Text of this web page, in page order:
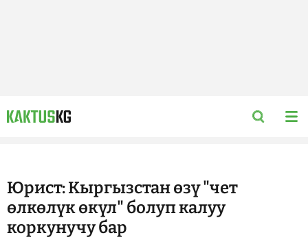
Юрист: Кыргызстан өзү "чет
өлкөлүк өкүл" болуп калуу
коркунучу бар